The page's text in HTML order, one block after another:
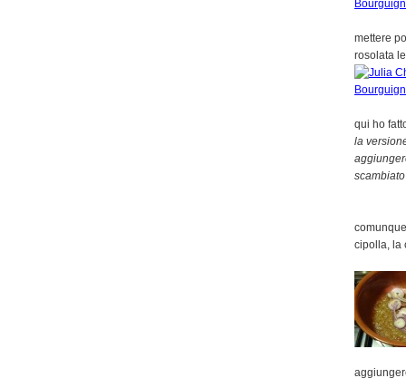
mettere
rosolata
qui ho
la
cipolla, la